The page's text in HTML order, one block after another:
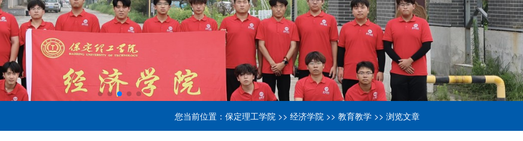
您当前位置： 保定理工学院 >> 经济学院 >> 教育教学 >> 浏览文章